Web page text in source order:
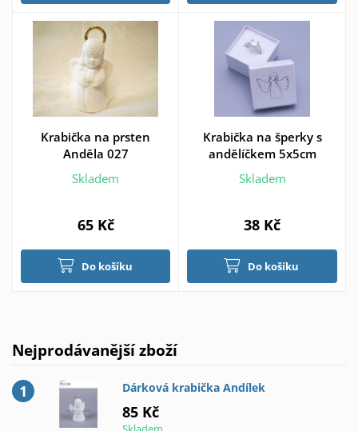
Krabička na prsten
Anděla 027
Skladem
65 Kč
Do košíku
Krabička na šperky s
andělíčkem 5x5cm
Skladem
38 Kč
Do košíku
Nejprodávanější zboží
Dárková krabička Andílek
85 Kč